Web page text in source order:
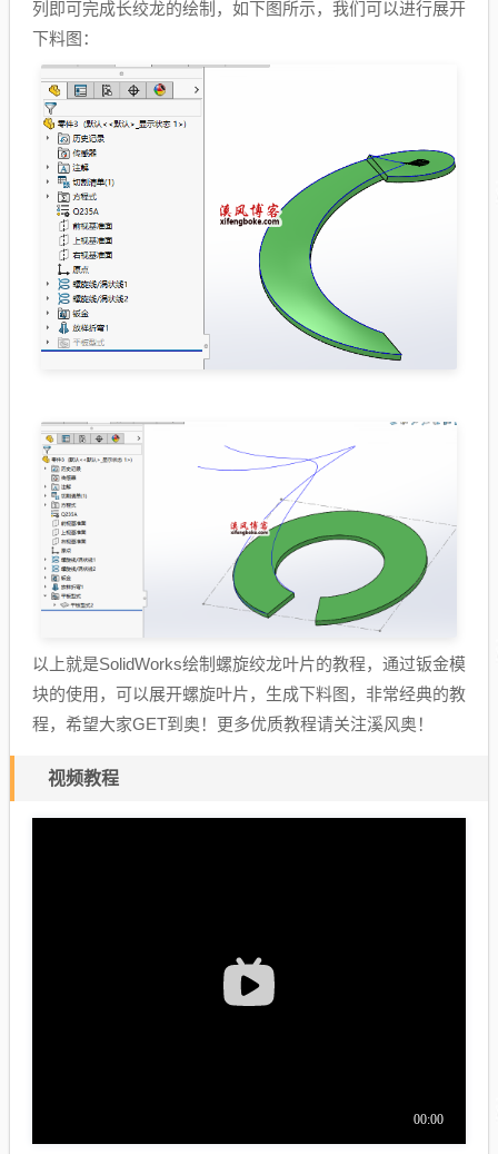
列即可完成长绞龙的绘制，如下图所示，我们可以进行展开
下料图：
以上就是SolidWorks绘制螺旋绞龙叶片的教程，通过钣金模
块的使用，可以展开螺旋叶片，生成下料图，非常经典的教
程，希望大家GET到奥！更多优质教程请关注溪风奥！
视频教程